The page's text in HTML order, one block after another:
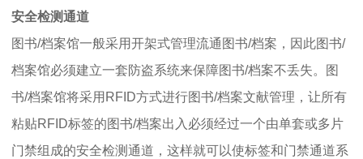
安全检测通道
图书/档案馆一般采用开架式管理流通图书/档案，因此图书/
档案馆必须建立一套防盗系统来保障图书/档案不丢失。图
书/档案馆将采用RFID方式进行图书/档案文献管理，让所有
粘贴RFID标签的图书/档案出入必须经过一个由单套或多片
门禁组成的安全检测通道，这样就可以使标签和门禁通道系